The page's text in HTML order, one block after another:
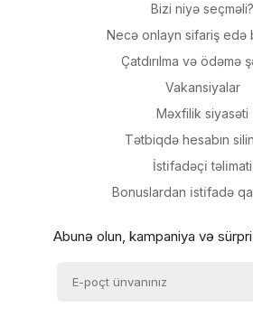
Bizi niyə seçməli?
Necə onlayn sifariş edə
Çatdırılma və ödəmə
Vakansiyalar
Məxfilik siyasəti
Tətbiqdə hesabın
İsti̇fadəçi̇ təli̇mati
Bonuslardan i̇sti̇fadə
Abunə olun, kampaniya və